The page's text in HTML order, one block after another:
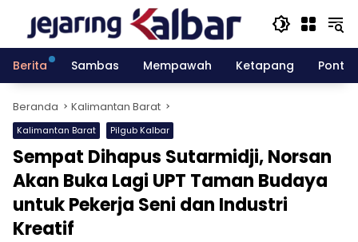
konten
Berita
Sambas Mempawah Ketapang
Beranda Kalimantan Barat
Kalimantan Barat Pilgub Kalbar
Sempat Dihapus Sutarmidji, Norsan
Akan Buka Lagi UPT Taman Budaya
untuk Pekerja Seni dan Industri
Kreatif